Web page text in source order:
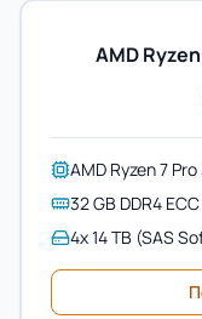
AMD
AMD Ryzen 7
32 GB DDR4 ECC
4x 14 TB (SAS